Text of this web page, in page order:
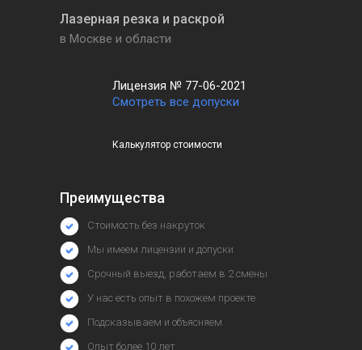
Лазерная резка и раскрой
Преимущества
Стоимость без накруток
Мы имеем лицензии и допуски
Срочный выезд, работаем в 2 смены
У нас есть опыт в похожем проекте
Подсказываем и объясняем
Опыт более 10 лет
в Москве и области
Лицензия № 77-06-2021
Смотреть все допуски
Калькулятор стоимости